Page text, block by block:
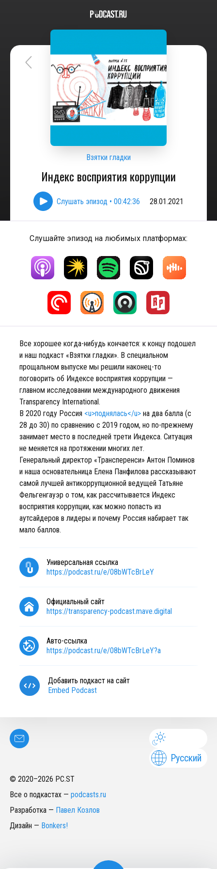
Взятки гладки
Индекс восприятия коррупции
Слушать эпизод • 00:42:36 28.01.2021
Слушайте эпизод на любимых платформах:
Все хорошее когда-нибудь кончается: к концу подошел
и наш подкаст «Взятки гладки». В специальном
прощальном выпуске мы решили наконец-то
поговорить об Индексе восприятия коррупции —
главном исследовании международного движения
Transparency International.
В 2020 году Россия <u>поднялась</u> на два балла (с
28 до 30) по сравнению с 2019 годом, но по-прежнему
занимает место в последней трети Индекса. Ситуация
не меняется на протяжении многих лет.
Генеральный директор «Трансперенси» Антон Поминов
и наша основательница Елена Панфилова рассказывают
самой лучшей антикоррупционной ведущей Татьяне
Фельгенгауэр о том, как рассчитывается Индекс
восприятия коррупции, как можно попасть из
аутсайдеров в лидеры и почему Россия набирает так
мало баллов.
Универсальная ссылка
https://podcast.ru/e/08bWTcBrLeY
Официальный сайт
https://transparency-podcast.mave.digital
Авто-ссылка
https://podcast.ru/e/08bWTcBrLeY?a
Добавить подкаст на сайт
Embed Podcast
Русский
© 2020–2026 PC.ST
Все о подкастах — podcasts.ru
Разработка — Павел Козлов
Дизайн — Bonkers!